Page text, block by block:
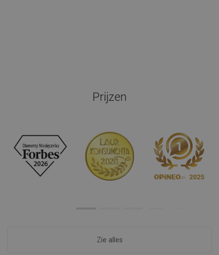
Prijzen
Zie alles